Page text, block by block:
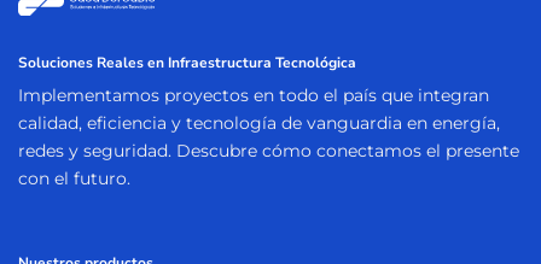
Soluciones Reales en Infraestructura Tecnológica
Implementamos proyectos en todo el país que integran
calidad, eficiencia y tecnología de vanguardia en energía,
redes y seguridad. Descubre cómo conectamos el presente
con el futuro.